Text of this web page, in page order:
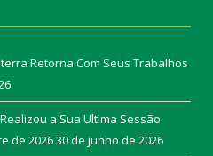
Retorna Com Seus Trabalhos
a Sua Ultima Sessão
de 202630 de junho de 2026